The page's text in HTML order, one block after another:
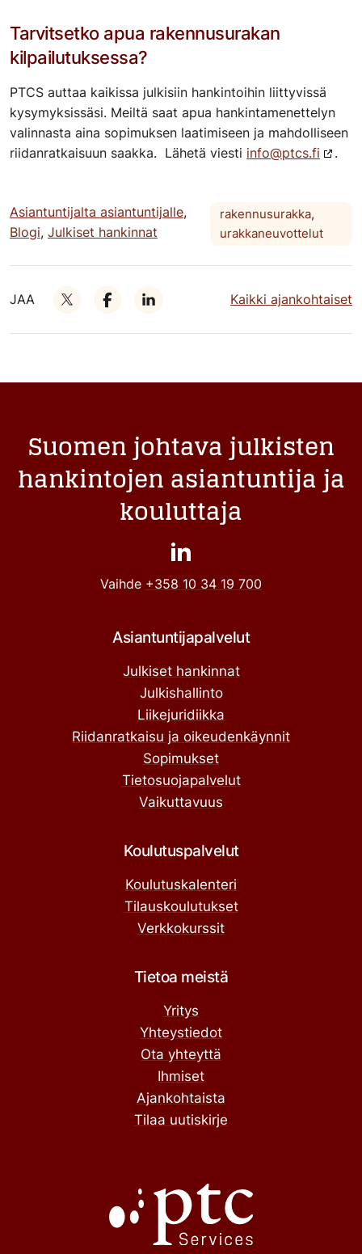
Tarvitsetko apua rakennusurakan
kilpailutuksessa?
PTCS auttaa kaikissa julkisiin hankintoihin liittyvissä
kysymyksissäsi. Meiltä saat apua hankintamenettelyn
valinnasta aina sopimuksen laatimiseen ja mahdolliseen
riidanratkaisuun saakka. Lähetä viesti info@ptcs.fi .
Asiantuntijalta asiantuntijalle,
Blogi, Julkiset hankinnat
rakennusurakka,
urakkaneuvottelut
JAA Kaikki ajankohtaiset
Suomen johtava julkisten
hankintojen asiantuntija ja
kouluttaja
Vaihde +358 10 34 19 700
Asiantuntijapalvelut
Julkiset hankinnat
Julkishallinto
Liikejuridiikka
Riidanratkaisu ja oikeudenkäynnit
Sopimukset
Tietosuojapalvelut
Vaikuttavuus
Koulutuspalvelut
Koulutuskalenteri
Tilauskoulutukset
Verkkokurssit
Tietoa meistä
Yritys
Yhteystiedot
Ota yhteyttä
Ihmiset
Ajankohtaista
Tilaa uutiskirje